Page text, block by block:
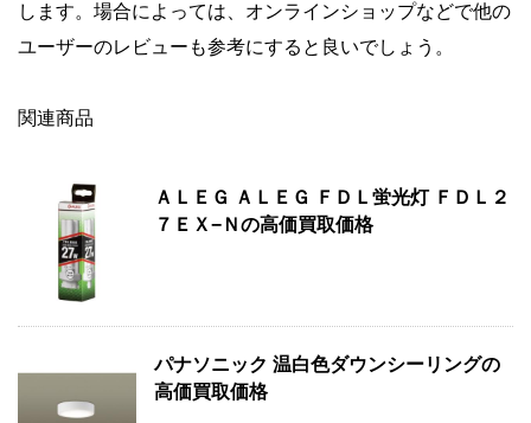
します。場合によっては、オンラインショップなどで他の
ユーザーのレビューも参考にすると良いでしょう。
関連商品
ＡＬＥＧ ＡＬＥＧ ＦＤＬ蛍光灯 ＦＤＬ２
７ＥＸ−Ｎの高価買取価格
パナソニック 温白色ダウンシーリングの
高価買取価格